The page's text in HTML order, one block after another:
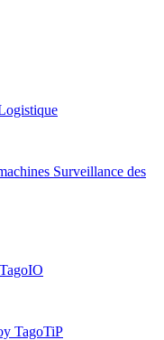
Surveillance des
TagoTiP